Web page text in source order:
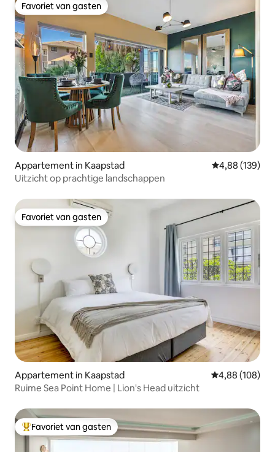
Favoriet van gasten
Favoriet van gasten
Appartement in Kaapstad Gemiddelde
4,88 (139)
Uitzicht op prachtige landschappen
Favoriet van gasten
Favoriet van gasten
Appartement in Kaapstad Gemiddelde
4,88 (108)
Ruime Sea Point Home | Lion's Head uitzicht
Topfavoriet van gasten
Favoriet van gasten